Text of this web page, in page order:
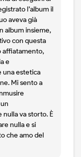
l’album il
aveva già
album insieme,
con questa
affiatamento,
e
una estetica
Mi sento a
va storto. È
nulla e si
che amo del